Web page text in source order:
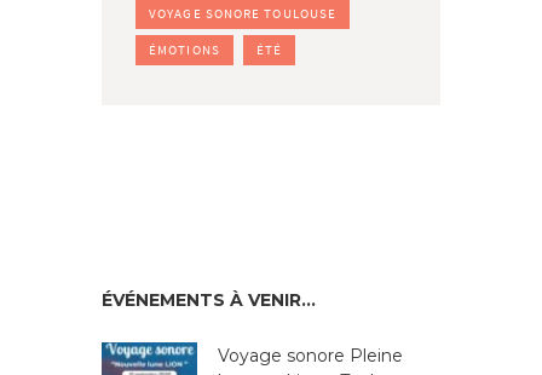
VOYAGE SONORE TOULOUSE
ÉMOTIONS ÉTÉ
ÉVÉNEMENTS À VENIR…
Voyage sonore Pleine